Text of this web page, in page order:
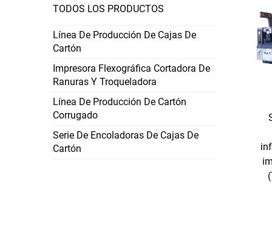
TODOS LOS PRODUCTOS
Línea De Producción De Cajas De
Cartón
Impresora Flexográfica Cortadora De
Ranuras Y Troqueladora
Línea De Producción De Cartón
Corrugado
Serie De Encoladoras De Cajas De
Cartón